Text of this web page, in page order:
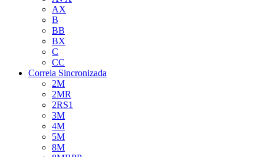
AX
B
BB
BX
C
CC
Correia Sincronizada
2M
2MR
2RS1
3M
4M
5M
8M